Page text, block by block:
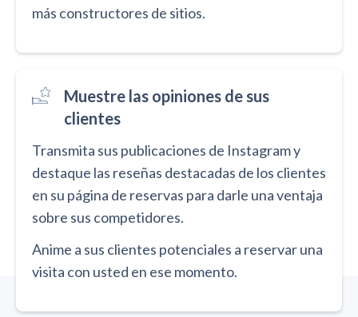
más constructores de sitios.
Muestre las opiniones de sus
clientes
Transmita sus publicaciones de Instagram y
destaque las reseñas destacadas de los clientes
en su página de reservas para darle una ventaja
sobre sus competidores.
Anime a sus clientes potenciales a reservar una
visita con usted en ese momento.